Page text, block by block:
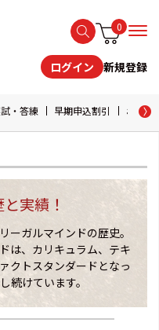
0
ログイン 新規登録
・答練 早期申込割引 おため
実績！
ーガルマインドの歴史。
は、カリキュラム、テキ
クトスタンダードとなっ
続けています。